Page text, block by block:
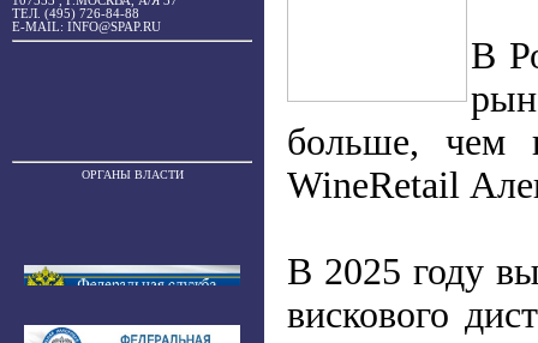
ТЕЛ. (495) 726-84-88
E-MAIL: INFO@SPAP.RU
ОРГАНЫ ВЛАСТИ
В
больше, чем
WineRetail
В 2025 году
вискового